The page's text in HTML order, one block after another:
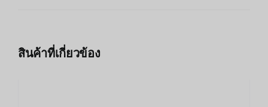
สินค้าที่เกี่ยวข้อง